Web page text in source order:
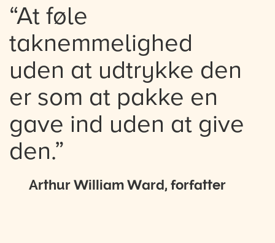
“At føle
taknemmelighed
uden at udtrykke den
er som at pakke en
gave ind uden at give
den.”
Arthur William Ward, forfatter